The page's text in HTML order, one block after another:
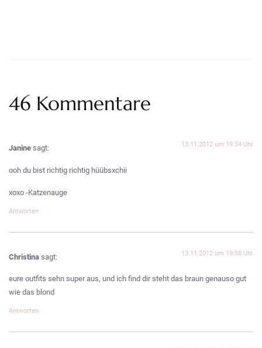
46 Kommentare
Janine sagt: 13.11.2012 um 19:54 Uhr
ooh du bist richtig richtig hüübsxchii
xoxo -Katzenauge
Antworten
Christina sagt: 13.11.2012 um 19:58 Uhr
eure outfits sehn super aus, und ich find dir steht das braun genauso gut
wie das blond
Antworten